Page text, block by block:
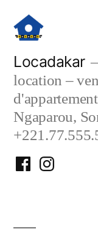
contenu
Locadakar
location –
Ngaparou,
FacebookInstagram